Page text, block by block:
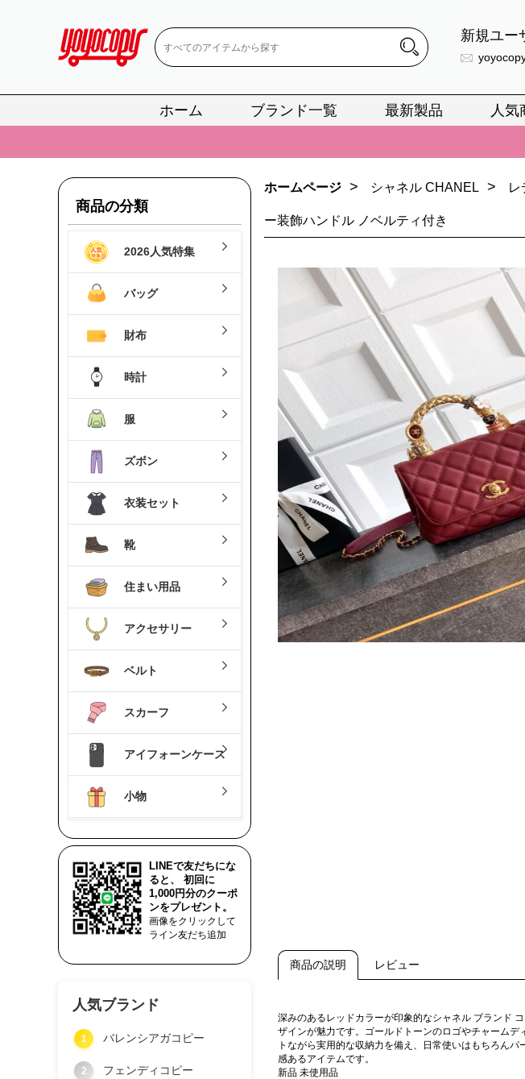
新規ユー
ホーム ブランド一覧 最新製品 人気
📢 当店は正真正銘のn級スーパーコピーのみ取
📢 2026春の新作続々更新中！期間中
📢 新作入荷！ルイ・ヴィトンスーパーコピー
📢 当店は正真正銘のn級スーパーコピーのみ取
新作入荷！ルイ・ヴィトンスーパーコピー
商品の分類
2026人気特集
バッグ
財布
時計
服
ズボン
衣装セット
靴
住まい用品
アクセサリー
ベルト
スカーフ
アイフォーンケース
小物
LINEで友だちにな
ると、 初回に
1,000円分のクーポ
ンをプレゼント。
画像をクリックして
ライン友だち追加
人気ブランド
1 バレンシアガコピー
2 フェンディコピー
ホームページ > シャネル CHANEL > レ
ー装飾ハンドル ノベルティ付き
商品の説明 レビュー
深みのあるレッドカラーが印象的なシャネル ブランド
ザインが魅力です。ゴールドトーンのロゴやチャーム
トながら実用的な収納力を備え、日常使いはもちろん
感あるアイテムです。
新品 未使用品